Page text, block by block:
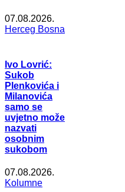
07.08.2026.
Herceg Bosna
Ivo Lovrić:
Sukob
Plenkovića i
Milanovića
samo se
uvjetno može
nazvati
osobnim
sukobom
07.08.2026.
Kolumne